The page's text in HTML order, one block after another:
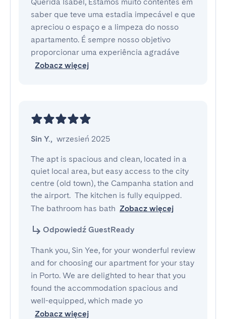
saber que teve uma estadia impecável e que
apreciou o espaço e a limpeza do nosso
apartamento. É sempre nosso objetivo
proporcionar uma experiência agradáve
Zobacz więcej
Sin Y., wrzesień 2025
The apt is spacious and clean, located in a
quiet local area, but easy access to the city
centre (old town), the Campanha station and
the airport.  The kitchen is fully equipped.
The bathroom has bath Zobacz więcej
Odpowiedź GuestReady
Thank you, Sin Yee, for your wonderful review
and for choosing our apartment for your stay
in Porto. We are delighted to hear that you
found the accommodation spacious and
well-equipped, which made yo
Zobacz więcej